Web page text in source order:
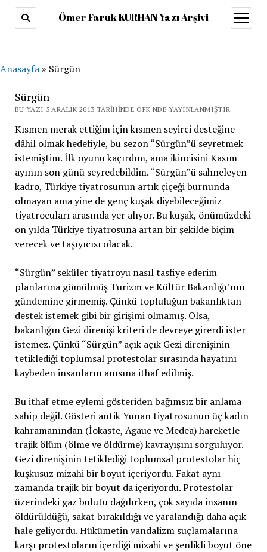
Ömer Faruk KURHAN Yazı Arşivi
aç
Anasayfa » Sürgün
Sürgün
BU YAZI 5 ARALIK 2013 TARIHINDE ÖFK'NDE YAYINLANMIŞTIR.
Kısmen merak ettiğim için kısmen seyirci desteğine
dâhil olmak hedefiyle, bu sezon “Sürgün”ü seyretmek
istemiştim. İlk oyunu kaçırdım, ama ikincisini Kasım
ayının son günü seyredebildim. “Sürgün”ü sahneleyen
kadro, Türkiye tiyatrosunun artık çiçeği burnunda
olmayan ama yine de genç kuşak diyebileceğimiz
tiyatrocuları arasında yer alıyor. Bu kuşak, önümüzdeki
on yılda Türkiye tiyatrosuna artan bir şekilde biçim
verecek ve taşıyıcısı olacak.
“Sürgün” seküler tiyatroyu nasıl tasfiye ederim
planlarına gömülmüş Turizm ve Kültür Bakanlığı’nın
gündemine girmemiş. Çünkü topluluğun bakanlıktan
destek istemek gibi bir girişimi olmamış. Olsa,
bakanlığın Gezi direnişi kriteri de devreye girerdi ister
istemez. Çünkü “Sürgün” açık açık Gezi direnişinin
tetiklediği toplumsal protestolar sırasında hayatını
kaybeden insanların anısına ithaf edilmiş.
Bu ithaf etme eylemi gösteriden bağımsız bir anlama
sahip değil. Gösteri antik Yunan tiyatrosunun üç kadın
kahramanından (İokaste, Agaue ve Medea) hareketle
trajik ölüm (ölme ve öldürme) kavrayışını sorguluyor.
Gezi direnişinin tetiklediği toplumsal protestolar hiç
kuşkusuz mizahi bir boyut içeriyordu. Fakat aynı
zamanda trajik bir boyut da içeriyordu. Protestolar
üzerindeki gaz bulutu dağılırken, çok sayıda insanın
öldürüldüğü, sakat bırakıldığı ve yaralandığı daha açık
hale geliyordu. Hükümetin vandalizm suçlamalarına
karşı protestoların içerdiği mizahi ve şenlikli boyut öne